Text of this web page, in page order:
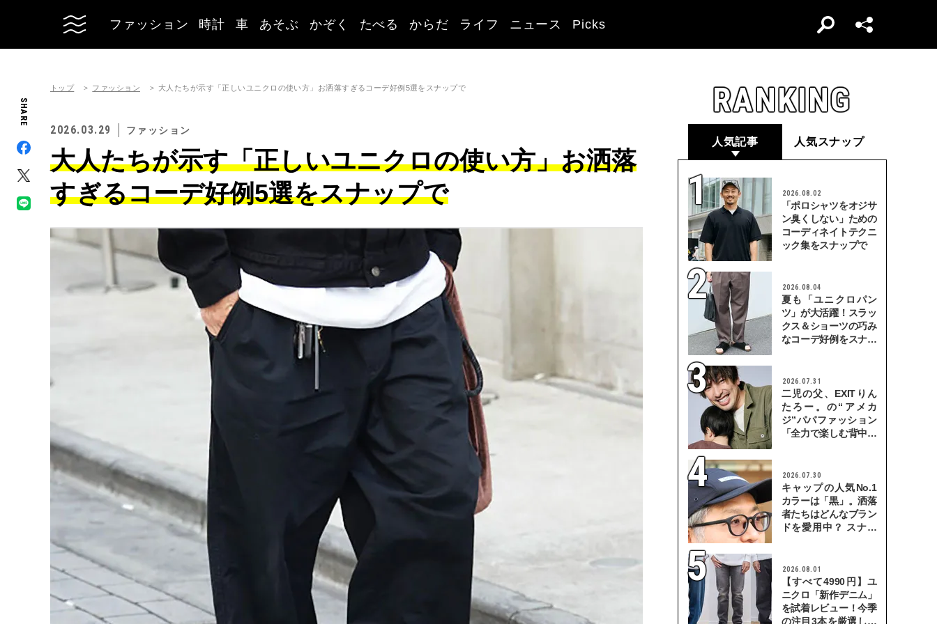
ファッション 時計 車 あそぶ かぞく たべる からだ ライフ ニュース Picks
SHARE
トップ ファッション 大人たちが示す「正しいユニクロの使い方」お洒落すぎるコーデ好例5選をスナップで
2026.03.29 ファッション
大人たちが示す「正しいユニクロの使い方」お洒落
すぎるコーデ好例5選をスナップで
RANKING
人気記事 人気スナップ
2026.08.02
「ポロシャツをオジサ
ン臭くしない」ための
コーディネイトテクニ
ック集をスナップで
2026.08.04
夏も「ユニクロパン
ツ」が大活躍！スラッ
クス＆ショーツの巧み
なコーデ好例をスナッ
2026.07.31
二児の父、EXITりん
たろー。の“アメカ
ジ”パパファッション
「全力で楽しむ背中を
2026.07.30
キャップの人気No.1
カラーは「黒」。洒落
者たちはどんなブラン
ドを愛用中？ スナッ
2026.08.01
【すべて4990円】ユ
ニクロ「新作デニム」
を試着レビュー！今季
の注目3本を厳選して